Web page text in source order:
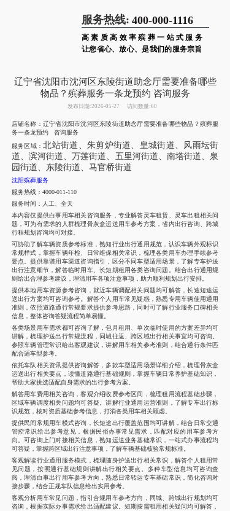
服务热线: 400-000-1116
高素质高效率殡葬一站式服务
让您省心、放心、是我们的服务宗旨
辽宁省沈阳市沈河区东陵街道助念厅需要准备哪些
物品？殡葬服务一条龙预约 咨询服务
发布日期:2026-05-27 访问数量:60
店铺名称：辽宁省沈阳市沈河区东陵街道助念厅需要准备哪些物品？殡葬服
务一条龙预约 咨询服务
服务区域：北站街道、朱剪炉街道、皇城街道、风雨坛街
道、滨河街道、万莲街道、五里河街道、南塔街道、泉
园街道、东陵街道、马官桥街道
沈阳殡葬服务
服务热线：4000-011-110
服务时间：人工、全天
本内容仅提供白事用车相关咨询服务，专业解答灵车租赁、灵车出租相关问
题，可为有需求的人群梳理骨灰盒运送用车参考方案，省内出行咨询、跨城
行程规划咨询均可对接。
可协助了解车辆资质参考标准，熟知行业出行通用规范，认识车辆外观标识
常规样式，掌握车辆年检、日常维保相关常识，梳理各类用车办理手续参考
要点。提供靠谱用车渠道咨询指引，区分不同车型适用场景，了解专车护送
出行注意细节，解答临时用车、长短期租用各类咨询问题。结合出行通用规
则给出合理参考建议，理清用车各项注意事项，助力顺利规划出行安排。
提供本地用车资源参考咨询，就近车辆调配相关问题均可解答，长途短途运
送出行方案均可咨询参考。解答个人用车常见疑惑，熟悉专用车辆使用通用
准则，依照道路通行常规要求提供参考思路，同时可了解行业服务口碑相关
信息，整体咨询答疑流程简单易懂。
各类场景用车需求都可咨询了解，包月租用、单次临时使用的方案差异均可
讲解，梳理护送出行常规流程，同城往返、跨区域出行相关事宜均可咨询。
参照车辆管理常识给出客观建议，讲解用车相关参考准则，结合通行条件匹
配合适车型参考。
依托车队相关资讯提供咨询解答，多款车型适用场景详细介绍，梳理骨灰盒
运送出行相关要点，读懂道路通行基础规则，掌握车辆日常养护基础知识，
帮助大家挑选适配自身需求的出行参考方案。
解答用车费用相关咨询，客观介绍收费参考区间，梳理租用流程基础步骤，
区域车辆调度相关问题均可答疑。讲解行业通用运营准则，了解专车出行标
识规范，核对资质基础参考信息，打消各类用车相关顾虑。
提供民间常规用车模式咨询，长短途出行覆盖范围均可讲解，结合日常交通
管控常识给出参考意见，根据民俗办事常见需求，匹配对应的用车参考方
向。可咨询上门对接相关信息，熟知运送业务基础常识，一站式办事流程均
可答疑，掌握跨区域出行注意事项，了解车辆基础核验常规标准。
客观解读行业通用服务模式，梳理随身护送出行相关常识，解答个人租用常
见问题，按照通行基础规则讲解出行相关要点。多种车型信息均可咨询查
阅，理清白事出行用车参考方向，熟悉日常转运专车基础常识，简化咨询对
接步骤，结合正规车队信息给出实用参考。
客观分析用车常见问题，指引合规用车参考方向，同城、跨城出行规划均可
咨询，根据实际办事需求给出适配建议。短期按需租用相关疑问均可解答，